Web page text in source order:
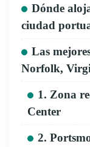
Dónde
ciudad
Las
Norfolk,
1. Zona
Center
2.